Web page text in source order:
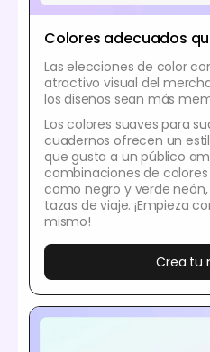
Colores adecuados
Las elecciones de color
atractivo visual del
los diseños sean más
Los colores suaves para
cuadernos ofrecen un
que gusta a un público
combinaciones de
como negro y verde
tazas de viaje. ¡Empieza
mismo!
Crea tu